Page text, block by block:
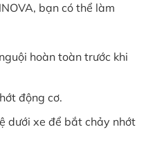
bạn có thể làm
hoàn toàn trước khi
động cơ.
dưới xe để bắt chảy nhớt